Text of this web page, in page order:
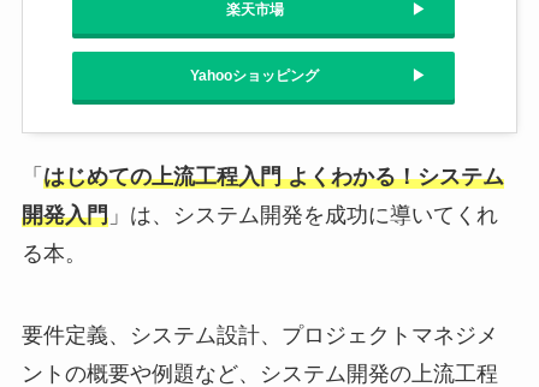
楽天市場
Yahooショッピング
「 はじめての上流工程入門 よくわかる！システム
開発入門」は、システム開発を成功に導いてくれ
る本。
要件定義、システム設計、プロジェクトマネジメ
ントの概要や例題など、システム開発の上流工程